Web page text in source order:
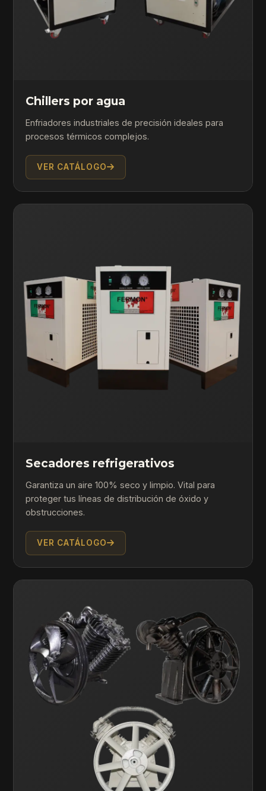
Chillers por agua
Enfriadores industriales de precisión ideales para
procesos térmicos complejos.
VER CATÁLOGO
Secadores refrigerativos
Garantiza un aire 100% seco y limpio. Vital para
proteger tus líneas de distribución de óxido y
obstrucciones.
VER CATÁLOGO